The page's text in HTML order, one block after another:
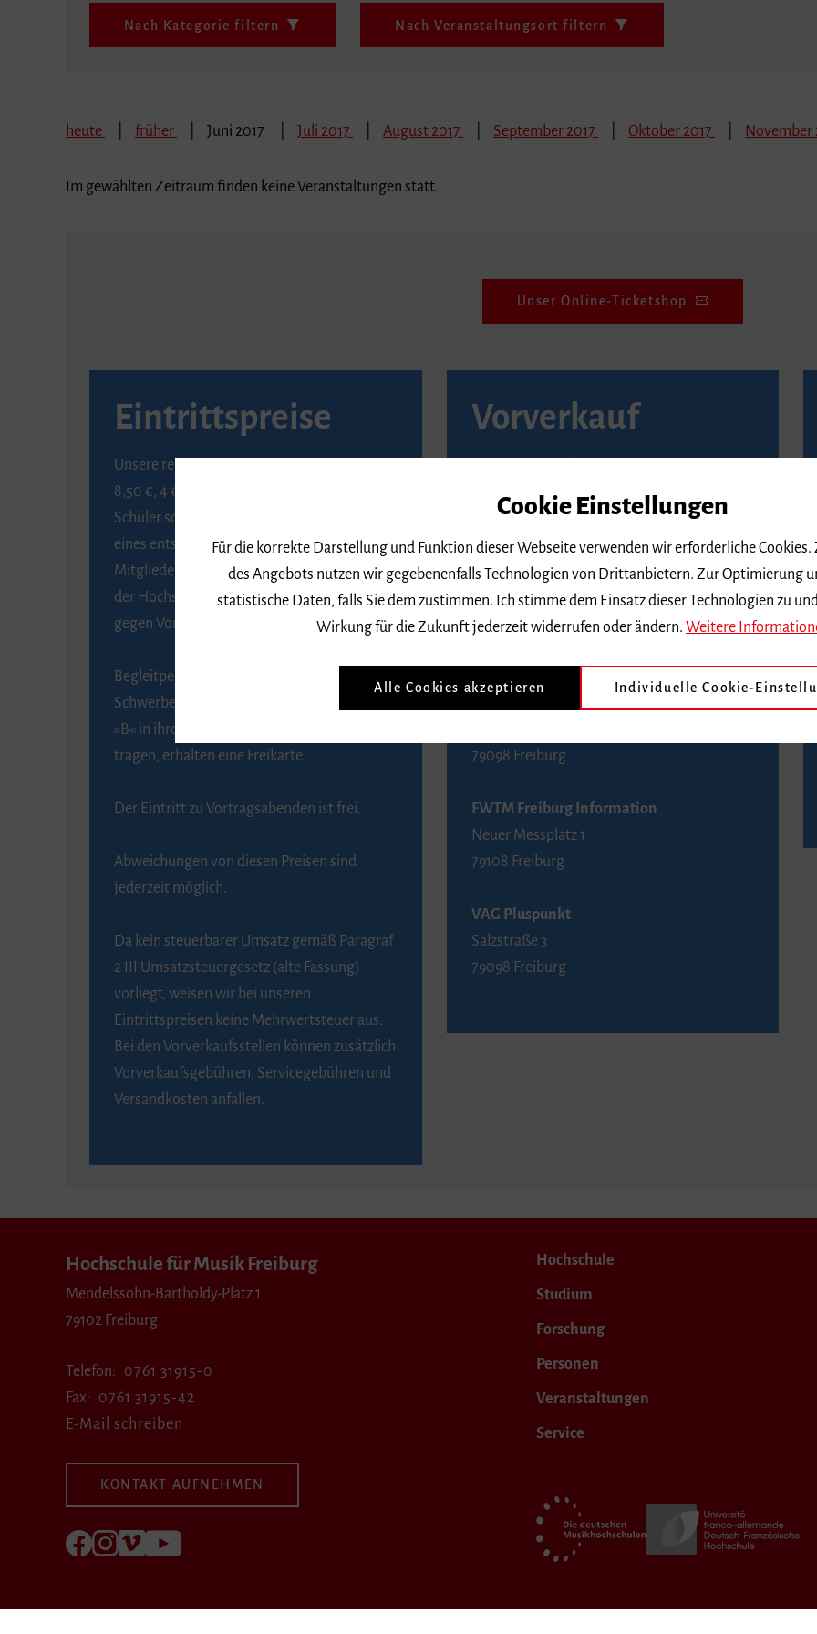
Nach Kategorie filtern Nach Veranstaltungsort filtern
heute früher Juni 2017 Juli 2017 August 2017 September 2017 Oktober 2017 November
Im gewählten Zeitraum finden keine Veranstaltungen statt.
Unser Online-Ticketshop
Eintrittspreise
Unsere regulären Eintrittspreise betragen
8,50 €, 4 € ermäßigt für Schülerinnen und
Schüler sowie Studierende gegen Vorlage
eines entsprechenden Nachweises, 6 € für
Mitglieder der Gesellschaft zur Förderung
der Hochschule für Musik Freiburg e. V.
gegen Vorlage des Mitgliedsausweises.
Begleitpersonen von Menschen mit
Schwerbehinderung, die das Merkzeichen
»B« in ihrem Schwerbehindertenausweis
tragen, erhalten eine Freikarte.
Der Eintritt zu Vortragsabenden ist frei.
Abweichungen von diesen Preisen sind
jederzeit möglich.
Da kein steuerbarer Umsatz gemäß Paragraf
2 III Umsatzsteuergesetz (alte Fassung)
vorliegt, weisen wir bei unseren
Eintrittspreisen keine Mehrwertsteuer aus.
Bei den Vorverkaufsstellen können zusätzlich
Vorverkaufsgebühren, Servicegebühren und
Versandkosten anfallen.
Vorverkauf
Seite von Reservix.
BZ-Kartenservice Freiburg
Kaiser-Joseph-Straße 229
79098 Freiburg
Telefon 0761 4968888 (Reservierungen sind
79098 Freiburg
FWTM Freiburg Information
Neuer Messplatz 1
79108 Freiburg
VAG Pluspunkt
Salzstraße 3
79098 Freiburg
Hochschule für Musik Freiburg
Mendelssohn-Bartholdy-Platz 1
79102 Freiburg
Telefon
0761 31915-0
Fax
0761 31915-42
E-Mail schreiben
KONTAKT AUFNEHMEN
Folgen Sie uns auf Facebook
Folgen Sie uns auf Instagram
Besuchen Sie uns bei Vimeo
Hochschule
Studium
Forschung
Personen
Veranstaltungen
Service
Cookie Einstellungen
Für die korrekte Darstellung und Funktion dieser Webseite verwenden wir erforderliche
des Angebots nutzen wir gegebenenfalls Technologien von Drittanbietern. Zur Optimierung
statistische Daten, falls Sie dem zustimmen. Ich stimme dem Einsatz dieser Technologien zu
Wirkung für die Zukunft jederzeit widerrufen oder ändern. Weitere
Alle Cookies akzeptieren Individuelle Cookie-